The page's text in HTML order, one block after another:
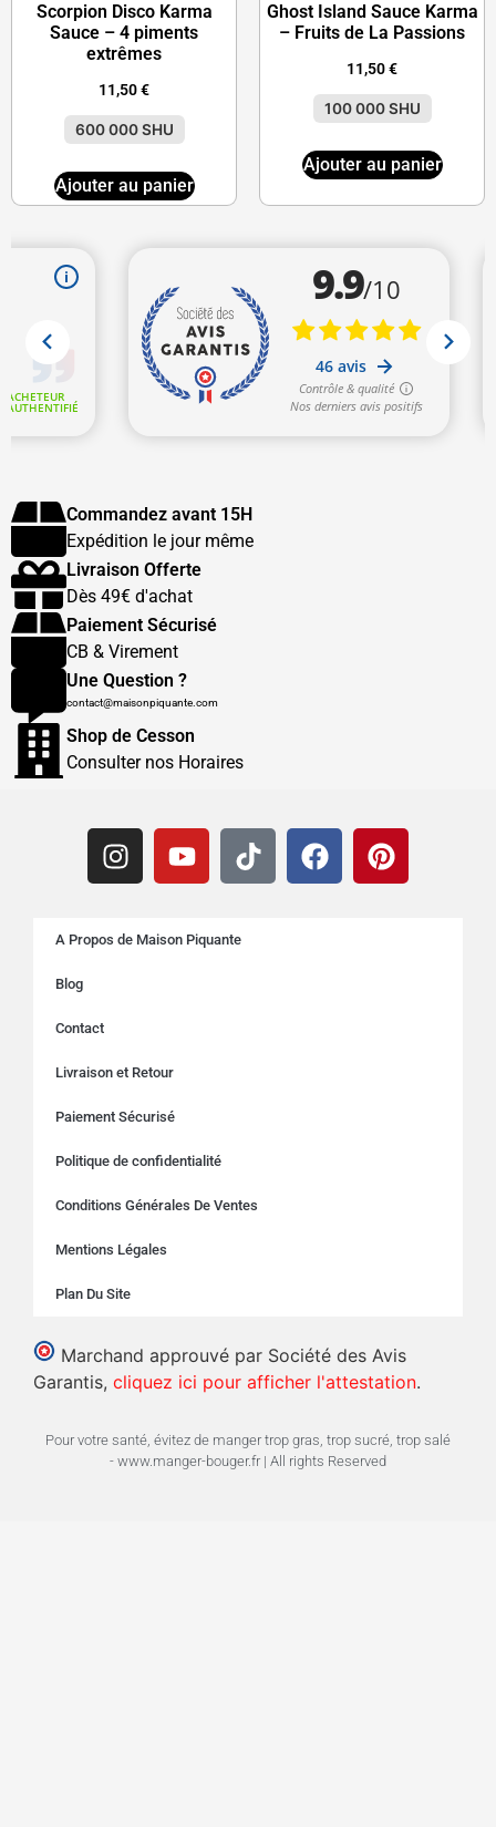
Scorpion Disco Karma
Sauce – 4 piments
extrêmes
11,50€
600 000 SHU
Ajouter au panier
Ghost Island Sauce Karma
– Fruits de La Passions
11,50€
100 000 SHU
Ajouter au panier
Commandez avant 15H
Expédition le jour même
Livraison Offerte
Dès 49€ d'achat
Paiement Sécurisé
CB & Virement
Une Question ?
contact@maisonpiquante.com
Shop de Cesson
Consulter nos Horaires
A Propos de Maison Piquante
Blog
Contact
Livraison et Retour
Paiement Sécurisé
Politique de confidentialité
Conditions Générales De Ventes
Mentions Légales
Plan Du Site
Marchand approuvé par Société des Avis
Garantis, cliquez ici pour afficher l'attestation.
Pour votre santé, évitez de manger trop gras, trop sucré, trop salé
- www.manger-bouger.fr | All rights Reserved